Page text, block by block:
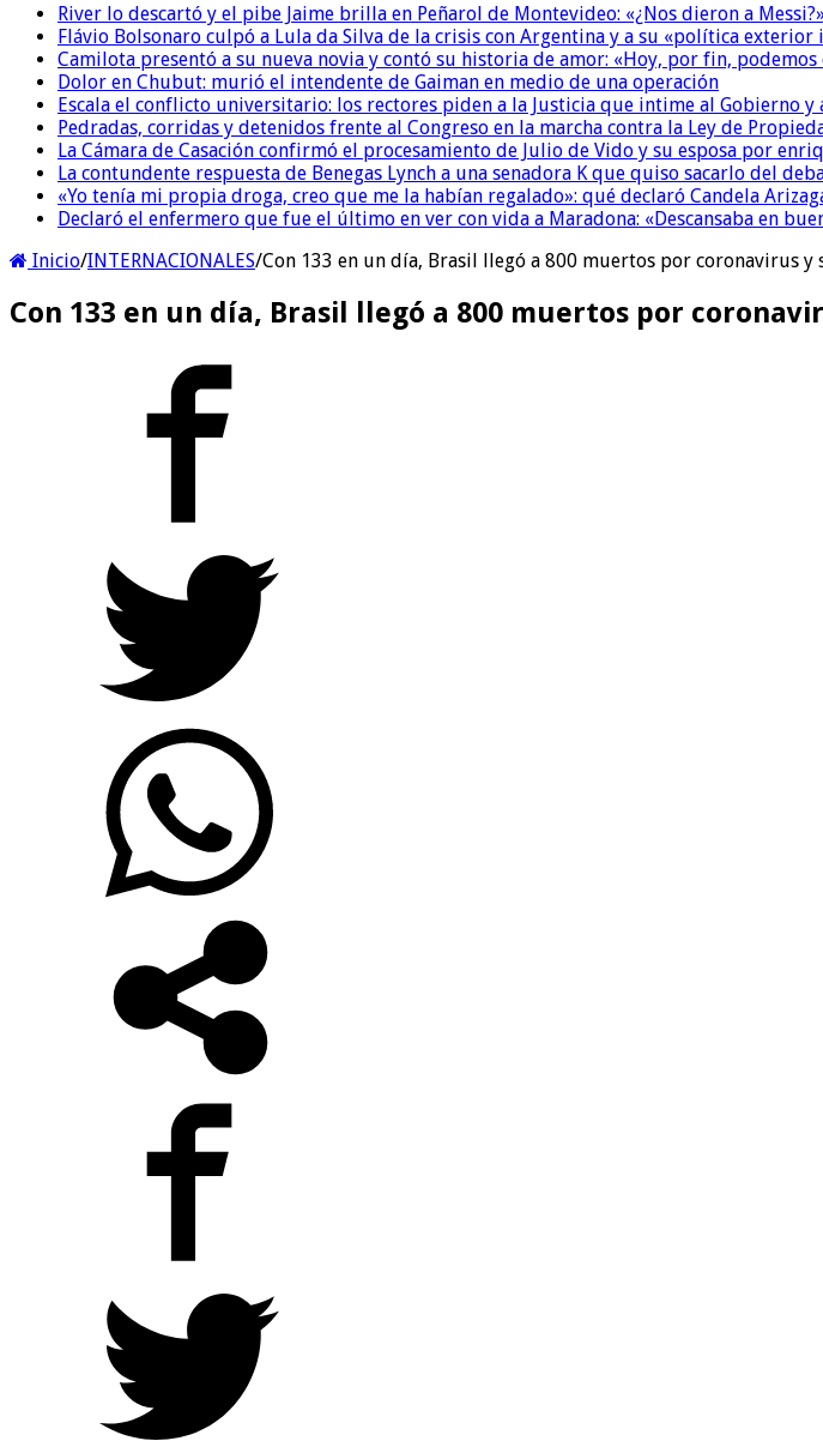
River lo descartó y el pibe Jaime brilla en Peñarol de Montevideo: «¿Nos dieron a Messi?»
Flávio Bolsonaro culpó a Lula da Silva de la crisis con Argentina y a su «política
Camilota presentó a su nueva novia y contó su historia de amor: «Hoy, por fin, podemos
Dolor en Chubut: murió el intendente de Gaiman en medio de una operación
Escala el conflicto universitario: los rectores piden a la Justicia que intime al Gobierno
Pedradas, corridas y detenidos frente al Congreso en la marcha contra la Ley de
La Cámara de Casación confirmó el procesamiento de Julio de Vido y su esposa por
La contundente respuesta de Benegas Lynch a una senadora K que quiso sacarlo del
«Yo tenía mi propia droga, creo que me la habían regalado»: qué declaró Candela
Declaró el enfermero que fue el último en ver con vida a Maradona: «Descansaba en
Inicio/INTERNACIONALES/Con 133 en un día, Brasil llegó a 800 muertos por coronavirus y
Con 133 en un día, Brasil llegó a 800 muertos por